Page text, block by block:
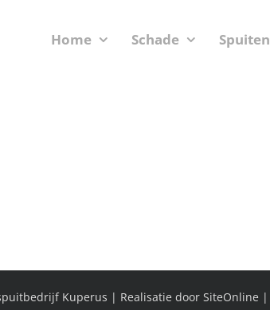
Home Schade Spuiten
Kuperus | Realisatie door SiteOnline |